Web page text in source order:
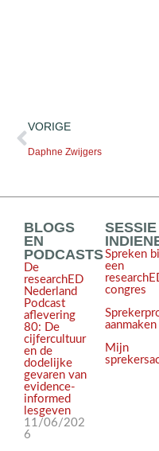
VORIGE
Daphne Zwijgers
BLOGS
EN
PODCASTS
De
researchED
Nederland
Podcast
aflevering
80: De
cijfercultuur
en de
dodelijke
gevaren van
evidence-
informed
lesgeven
11/06/202
6
SESSIE
Spreken
een
congres
aanmaken
Mijn